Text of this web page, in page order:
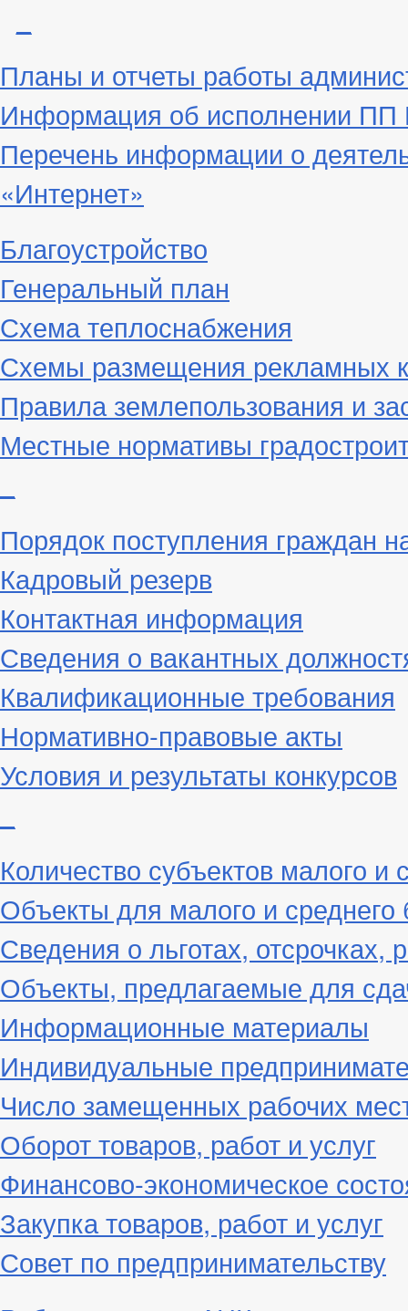
Планы и отчеты работы
Информация об исполнении ПП
Перечень информации о
«Интернет»
Благоустройство
Генеральный план
Схема теплоснабжения
Схемы размещения рекламных
Правила землепользования и
Местные нормативы
Порядок поступления граждан
Кадровый резерв
Контактная информация
Сведения о вакантных
Квалификационные требования
Нормативно-правовые акты
Условия и результаты конкурсов
Количество субъектов малого и
Объекты для малого и среднего
Сведения о льготах, отсрочках,
Объекты, предлагаемые для
Информационные материалы
Индивидуальные
Число замещенных рабочих
Оборот товаров, работ и услуг
Финансово-экономическое
Закупка товаров, работ и услуг
Совет по предпринимательству